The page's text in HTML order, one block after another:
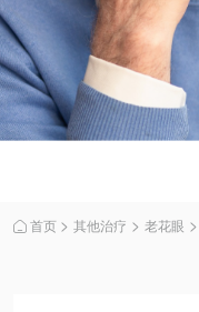
 首页 > 其他治疗 > 老花眼 >